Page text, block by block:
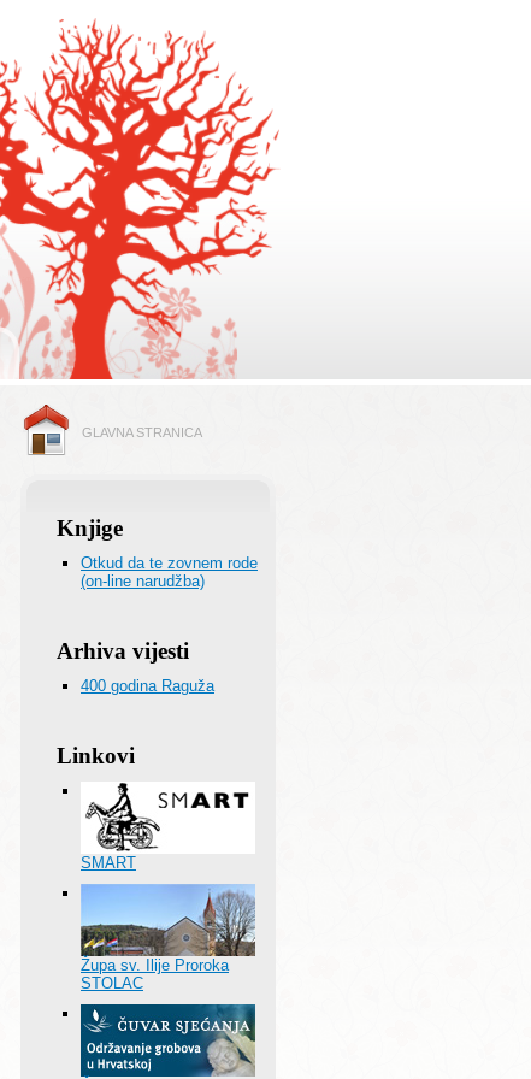
GLAVNA STRANICA
Knjige
Otkud da te zovnem rode
(on-line narudžba)
Arhiva vijesti
400 godina Raguža
Linkovi
SMART
Župa sv. Ilije Proroka
STOLAC